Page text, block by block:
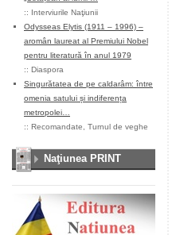
:: Interviurile Naţiunii
Odysseas Elytis (1911 – 1996) –
aromân laureat al Premiului Nobel
pentru literatură în anul 1979
:: Diaspora
Singurătatea de pe caldarâm: între
omenia satului și indiferența
metropolei…
:: Recomandate Turnul de veghe
Naţiunea PRINT